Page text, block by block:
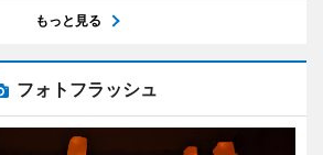
もっと見る
フォトフラッシュ